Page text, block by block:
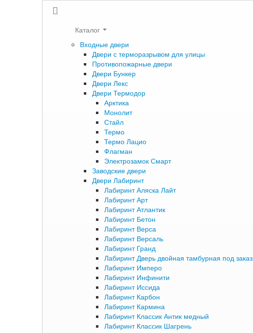
Каталог
Входные двери
Двери с терморазрывом для улицы
Противопожарные двери
Двери Бункер
Двери Лекс
Двери Термодор
Арктика
Монолит
Стайл
Термо
Термо Лацио
Флагман
Электрозамок Смарт
Заводские двери
Двери Лабиринт
Лабиринт Аляска Лайт
Лабиринт Арт
Лабиринт Атлантик
Лабиринт Бетон
Лабиринт Верса
Лабиринт Версаль
Лабиринт Гранд
Лабиринт Дверь двойная тамбурная под заказ
Лабиринт Имперо
Лабиринт Инфинити
Лабиринт Иссида
Лабиринт Карбон
Лабиринт Кармина
Лабиринт Классик Антик медный
Лабиринт Классик Шагрень